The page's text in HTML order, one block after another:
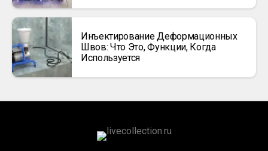
Инъектирование Деформационных
Швов: Что Это, Функции, Когда
Используется